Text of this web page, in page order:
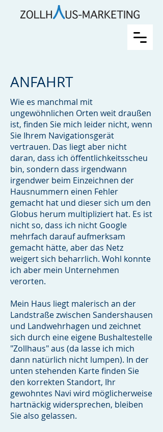
ANFAHRT
Wie es manchmal mit
ungewöhnlichen Orten weit draußen
ist, finden Sie mich leider nicht, wenn
Sie Ihrem Navigationsgerät
vertrauen. Das liegt aber nicht
daran, dass ich öffentlichkeitsscheu
bin, sondern dass irgendwann
irgendwer beim Einzeichnen der
Hausnummern einen Fehler
gemacht hat und dieser sich um den
Globus herum multipliziert hat. Es ist
nicht so, dass ich nicht Google
mehrfach darauf aufmerksam
gemacht hätte, aber das Netz
weigert sich beharrlich. Wohl konnte
ich aber mein Unternehmen
verorten.
Mein Haus liegt malerisch an der
Landstraße zwischen Sandershausen
und Landwehrhagen und zeichnet
sich durch eine eigene Bushaltestelle
"Zollhaus" aus (da lasse ich mich
dann natürlich nicht lumpen). In der
unten stehenden Karte finden Sie
den korrekten Standort, Ihr
gewohntes Navi wird möglicherweise
hartnäckig widersprechen, bleiben
Sie also gelassen.